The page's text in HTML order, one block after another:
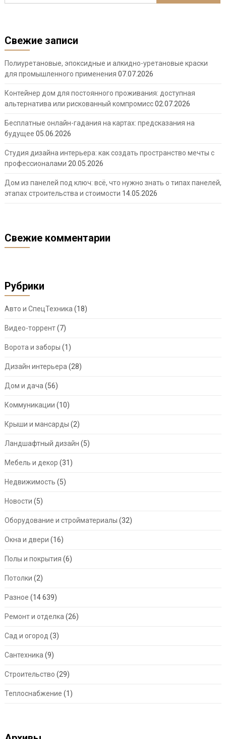
Свежие записи
Полиуретановые, эпоксидные и алкидно-уретановые краски
для промышленного применения 07.07.2026
Контейнер дом для постоянного проживания: доступная
альтернатива или рискованный компромисс02.07.2026
Бесплатные онлайн-гадания на картах: предсказания на
будущее 05.06.2026
Студия дизайна интерьера: как создать пространство мечты с
профессионалами 20.05.2026
Дом из панелей под ключ: всё, что нужно знать о типах панелей,
этапах строительства и стоимости 14.05.2026
Свежие комментарии
Рубрики
Авто и СпецТехника (18)
Видео-торрент(7)
Ворота и заборы (1)
Дизайн интерьера (28)
Дом и дача (56)
Коммуникации (10)
Крыши и мансарды (2)
Ландшафтный дизайн (5)
Мебель и декор (31)
Недвижимость (5)
Новости (5)
Оборудование и стройматериалы (32)
Окна и двери (16)
Полы и покрытия (6)
Потолки (2)
Разное (14 639)
Ремонт и отделка (26)
Сад и огород (3)
Сантехника (9)
Строительство (29)
Теплоснабжение (1)